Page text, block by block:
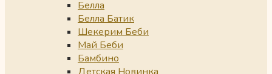
Белла
Белла Батик
Шекерим Беби
Май Беби
Бамбино